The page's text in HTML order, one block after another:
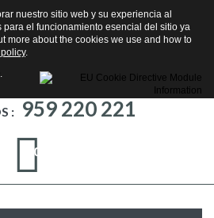
: 959 220 221
0
nuestro sitio web y su experiencia al
el funcionamiento esencial del sitio ya
more about the cookies we use and how to
.